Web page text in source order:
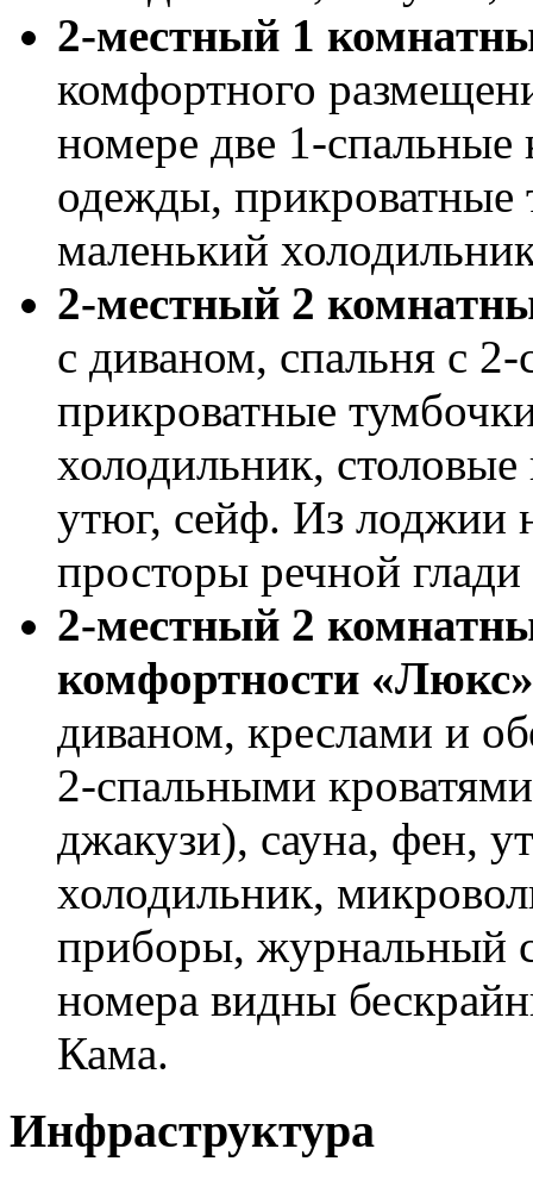
2-местный 1
комфортного
номере две 1-
одежды, прикроватные
маленький
2-местный 2
с диваном, спальня с
прикроватные
холодильник,
утюг, сейф. Из лоджии
просторы речной
2-местный 2
комфортности «Люкс»
диваном, креслами и
2-спальными
джакузи), сауна, фен,
холодильник,
приборы, журнальный
номера видны
Кама.
Инфраструктура